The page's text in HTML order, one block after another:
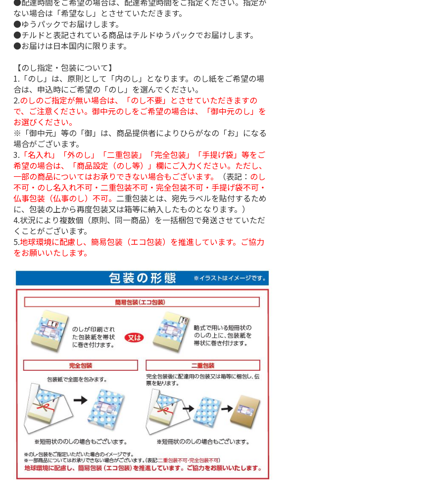
ない場合は「希望なし」とさせていただきます。
●ゆうパックでお届けします。
●チルドと表記されている商品はチルドゆうパックでお届けします。
●お届けは日本国内に限ります。
【のし指定・包装について】
1.「のし」は、原則として「内のし」となります。のし紙をご希望の場
合は、申込時にご希望の「のし」を選んでください。
2.のしのご指定が無い場合は、「のし不要」とさせていただきますの
で、ご注意ください。御中元のしをご希望の場合は、「御中元のし」を
お選びください。
※「御中元」等の「御」は、商品提供者によりひらがなの「お」になる
場合がございます。
3. 「名入れ」「外のし」「二重包装」「完全包装」「手提げ袋」等をご
希望の場合は、「商品設定（のし等）」欄にご入力ください。ただし、
一部の商品についてはお承りできない場合もございます。
（表記： のし
不可・のし名入れ不可・二重包装不可・完全包装不可・手提げ袋不可・
仏事包装（仏事のし）不可。 二重包装とは、宛先ラベルを貼付するため
に、包装の上から再度包装又は箱等に納入したものとなります。）
4.状況により複数個（原則、同一商品）を一括梱包で発送させていただ
くことがございます。
5.地球環境に配慮し、簡易包装（エコ包装）を推進しています。ご協力
をお願いいたします。